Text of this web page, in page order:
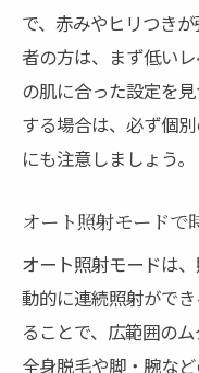
で、赤みやヒリつき
者の方は、まず低い
の肌に合った設定を
する場合は、必ず個
にも注意しましょう。
オート照射モードで
オート照射モードは
動的に連続照射がで
ることで、広範囲の
全身脱毛や脚・腕な